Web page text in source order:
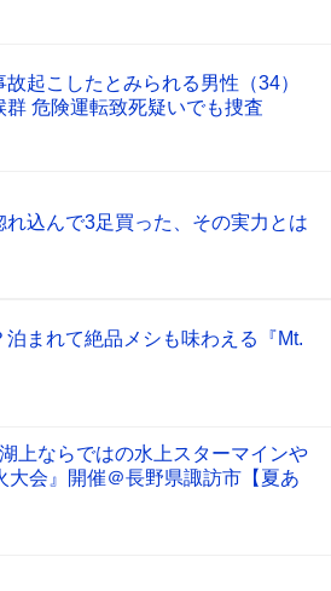
起こしたとみられる男性（34）
危険運転致死疑いでも捜査
れ込んで3足買った、その実力とは
まれて絶品メシも味わえる『Mt.
上ならではの水上スターマインや
会』開催＠長野県諏訪市【夏あ